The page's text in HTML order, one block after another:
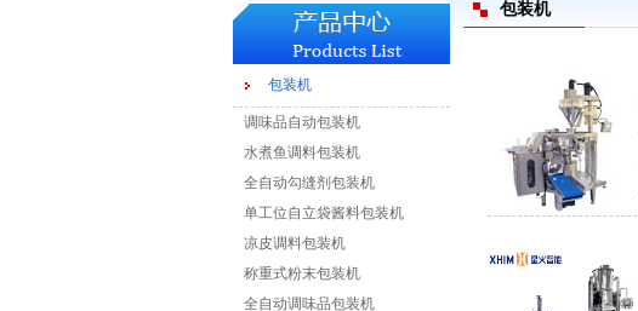
包装机
调味品自动包装机
水煮鱼调料包装机
全自动勾缝剂包装机
单工位自立袋酱料包装机
凉皮调料包装机
称重式粉末包装机
全自动调味品包装机
包装机